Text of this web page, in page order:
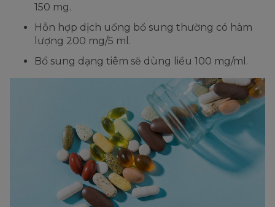
150 mg.
Hỗn hợp dịch uống bổ sung thường có hàm
lượng 200 mg/5 ml.
Bổ sung dạng tiêm sẽ dùng liều 100 mg/ml.